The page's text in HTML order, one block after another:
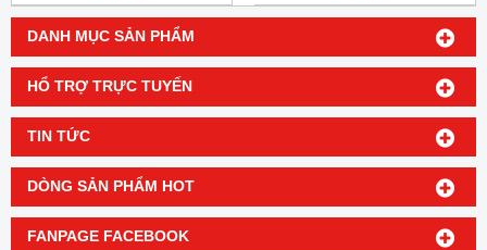
DANH MỤC SẢN PHẨM
HỔ TRỢ TRỰC TUYẾN
TIN TỨC
DÒNG SẢN PHẨM HOT
FANPAGE FACEBOOK